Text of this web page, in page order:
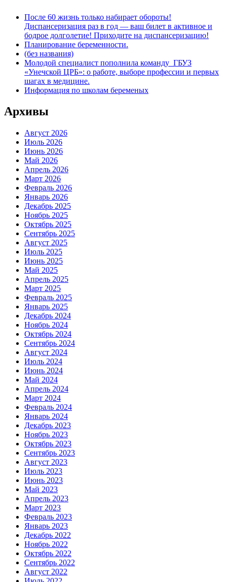
После 60 жизнь только набирает обороты!
Диспансеризация раз в год — ваш билет в активное и
бодрое долголетие! Приходите на диспансеризацию!
Планирование беременности.
(без названия)
Молодой специалист пополнила команду ГБУЗ
«Унечской ЦРБ»: о работе, выборе профессии и первых
шагах в медицине.
Информация по школам беременых
Архивы
Август 2026
Июль 2026
Июнь 2026
Май 2026
Апрель 2026
Март 2026
Февраль 2026
Январь 2026
Декабрь 2025
Ноябрь 2025
Октябрь 2025
Сентябрь 2025
Август 2025
Июль 2025
Июнь 2025
Май 2025
Апрель 2025
Март 2025
Февраль 2025
Январь 2025
Декабрь 2024
Ноябрь 2024
Октябрь 2024
Сентябрь 2024
Август 2024
Июль 2024
Июнь 2024
Май 2024
Апрель 2024
Март 2024
Февраль 2024
Январь 2024
Декабрь 2023
Ноябрь 2023
Октябрь 2023
Сентябрь 2023
Август 2023
Июль 2023
Июнь 2023
Май 2023
Апрель 2023
Март 2023
Февраль 2023
Январь 2023
Декабрь 2022
Ноябрь 2022
Октябрь 2022
Сентябрь 2022
Август 2022